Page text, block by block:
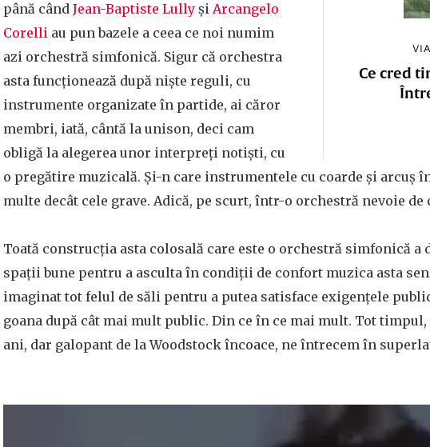
Ce cred
până când Jean-Baptiste Lully și Arcangelo
Corelli au pun bazele a ceea ce noi numim
azi orchestră simfonică. Sigur că orchestra
asta funcționează după niște reguli, cu
instrumente organizate în partide, ai căror
membri, iată, cântă la unison, deci cam
obligă la alegerea unor interpreți notiști, cu
o pregătire muzicală. Și-n care instrumentele cu coarde și arcuș
multe decât cele grave. Adică, pe scurt, într-o orchestră nevoie
Toată construcția asta colosală care este o orchestră simfonică a
spații bune pentru a asculta în condiții de confort muzica asta
imaginat tot felul de săli pentru a putea satisface exigențele
goana după cât mai mult public. Din ce în ce mai mult. Tot
ani, dar galopant de la Woodstock încoace, ne întrecem în